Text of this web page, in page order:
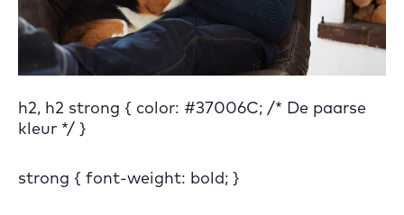
h2, h2 strong { color: #37006C; /* De paarse
kleur */ }
strong { font-weight: bold; }